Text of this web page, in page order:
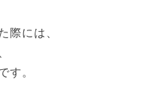
際には、
す。